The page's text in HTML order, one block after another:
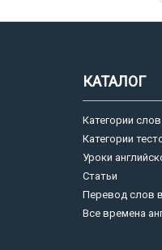
КАТАЛОГ
Категории слов
Категории
Уроки
Статьи
Перевод слов
Все времена